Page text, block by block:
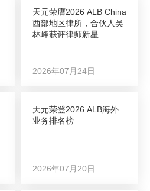
天元荣膺2026 ALB China
西部地区律所，合伙人吴
林峰获评律师新星
2026年07月24日
天元荣登2026 ALB海外
业务排名榜
2026年07月20日